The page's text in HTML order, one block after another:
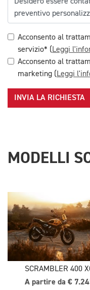
Acconsento al
servizio* (Leggi
Acconsento al
marketing (Leggi
INVIA LA RICHIESTA
MODELLI
SCRAMBLER 400
A partire da €